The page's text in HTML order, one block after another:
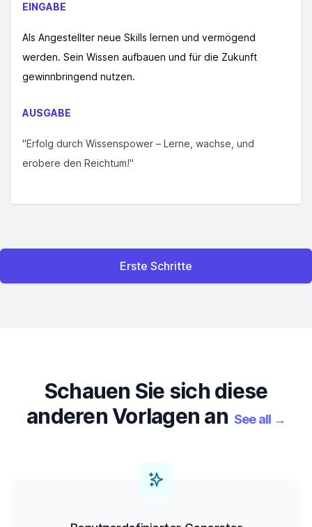
EINGABE
Als Angestellter neue Skills lernen und vermögend
werden. Sein Wissen aufbauen und für die Zukunft
gewinnbringend nutzen.
AUSGABE
"Erfolg durch Wissenspower – Lerne, wachse, und
erobere den Reichtum!"
Erste Schritte
Schauen Sie sich diese
anderen Vorlagen an See all →